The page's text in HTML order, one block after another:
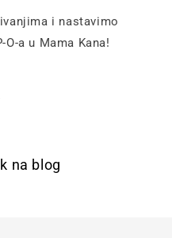
i nastavimo
a u Mama Kana!
na blog